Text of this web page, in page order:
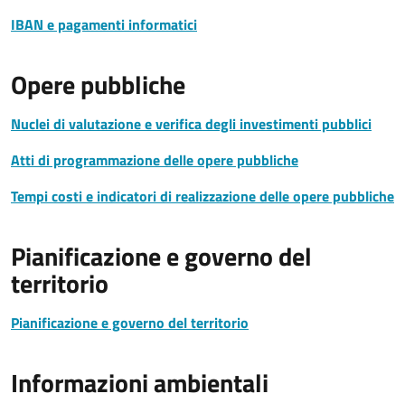
IBAN e pagamenti informatici
Opere pubbliche
Nuclei di valutazione e verifica degli investimenti pubblici
Atti di programmazione delle opere pubbliche
Tempi costi e indicatori di realizzazione delle opere pubbliche
Pianificazione e governo del
territorio
Pianificazione e governo del territorio
Informazioni ambientali